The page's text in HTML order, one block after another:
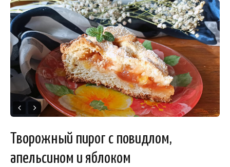
Творожный пирог с повидлом,
апельсином и яблоком